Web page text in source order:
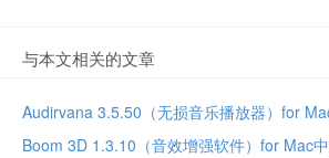
与本文相关的文章
Audirvana 3.5.50（无损音乐播放器）for
Boom 3D 1.3.10（音效增强软件）for Mac